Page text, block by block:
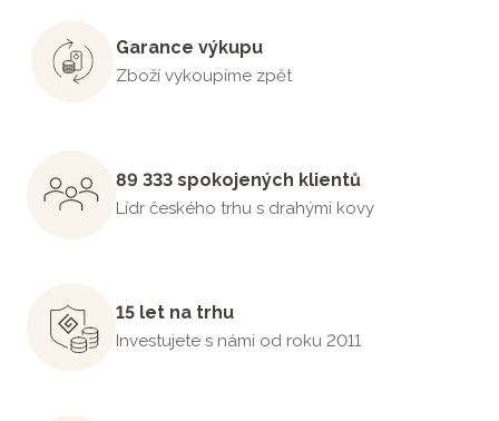
Garance výkupu
Zboží vykoupíme zpět
89 333 spokojených klientů
Lídr českého trhu s drahými kovy
15 let na trhu
Investujete s námi od roku 2011